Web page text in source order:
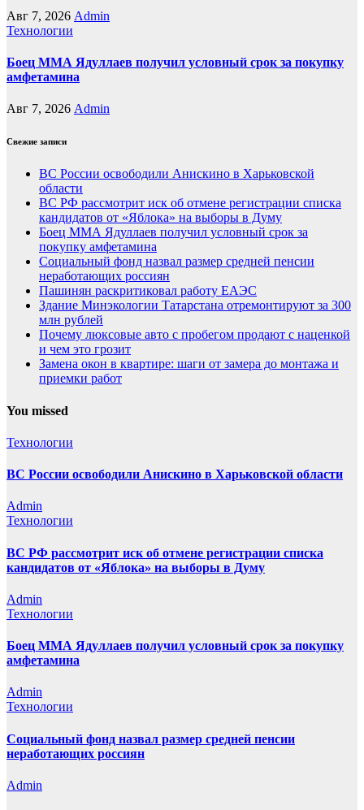
Авг 7, 2026 Admin
Технологии
Боец ММА Ядуллаев получил условный срок за покупку
амфетамина
Авг 7, 2026 Admin
Свежие записи
ВС России освободили Анискино в Харьковской
области
ВС РФ рассмотрит иск об отмене регистрации списка
кандидатов от «Яблока» на выборы в Думу
Боец ММА Ядуллаев получил условный срок за
покупку амфетамина
Социальный фонд назвал размер средней пенсии
неработающих россиян
Пашинян раскритиковал работу ЕАЭС
Здание Минэкологии Татарстана отремонтируют за 300
млн рублей
Почему люксовые авто с пробегом продают с наценкой
и чем это грозит
Замена окон в квартире: шаги от замера до монтажа и
приемки работ
You missed
Технологии
ВС России освободили Анискино в Харьковской области
Admin
Технологии
ВС РФ рассмотрит иск об отмене регистрации списка
кандидатов от «Яблока» на выборы в Думу
Admin
Технологии
Боец ММА Ядуллаев получил условный срок за покупку
амфетамина
Admin
Технологии
Социальный фонд назвал размер средней пенсии
неработающих россиян
Admin